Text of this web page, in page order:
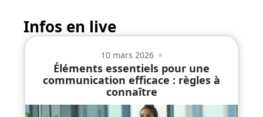
Infos en live
10 mars 2026
Éléments essentiels pour une
communication efficace : règles à
connaître